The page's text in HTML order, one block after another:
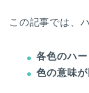
この記事では、
各色のハ
色の意味